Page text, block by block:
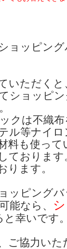
ョッピン
いただく
ショッピ
クは不織
ル等ナイ
料も使って
ております
ります。
ッピング
能なら、
と幸いです
ご協力い